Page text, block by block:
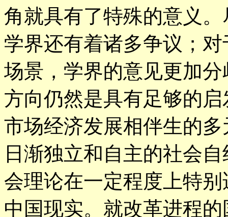
角就具有了特殊的意义
学界还有着诸多争议；
场景，学界的意见更加
方向仍然是具有足够的
市场经济发展相伴生的
日渐独立和自主的社会
会理论在一定程度上特
中国现实。就改革进程